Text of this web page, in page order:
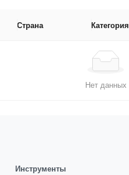
Страна Категория
Нет данных
Инструменты